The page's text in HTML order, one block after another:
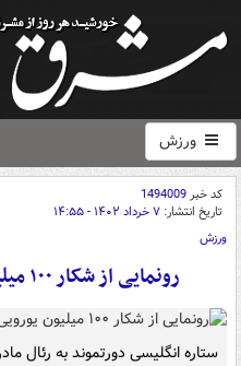
ورزش
کد خبر1494009
تاریخ انتشار: ۷ خرداد ۱۴۰۲ - ۱۴:۵۵
ورزش
رونمایی از شکار ۱۰۰ میلیون یورویی رئال +عکس
ستاره انگلیسی دورتموند به رئال